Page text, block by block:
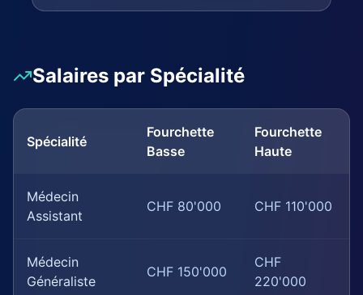
Salaires par Spécialité
Spécialité
Fourchette
Basse
Fourchette
Haute
Médecin
Assistant
CHF 80'000 CHF 110'000
Médecin
Généraliste
CHF 150'000
CHF
220'000